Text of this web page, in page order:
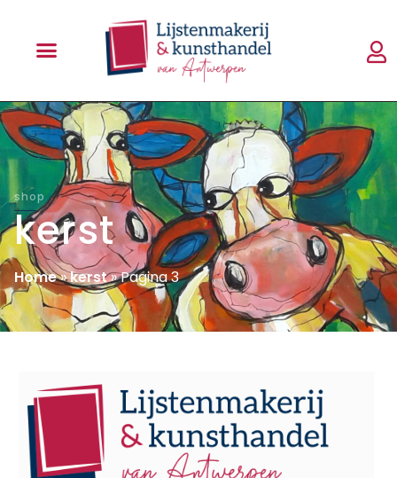
shop
kerst
Home»kerst»Pagina 3